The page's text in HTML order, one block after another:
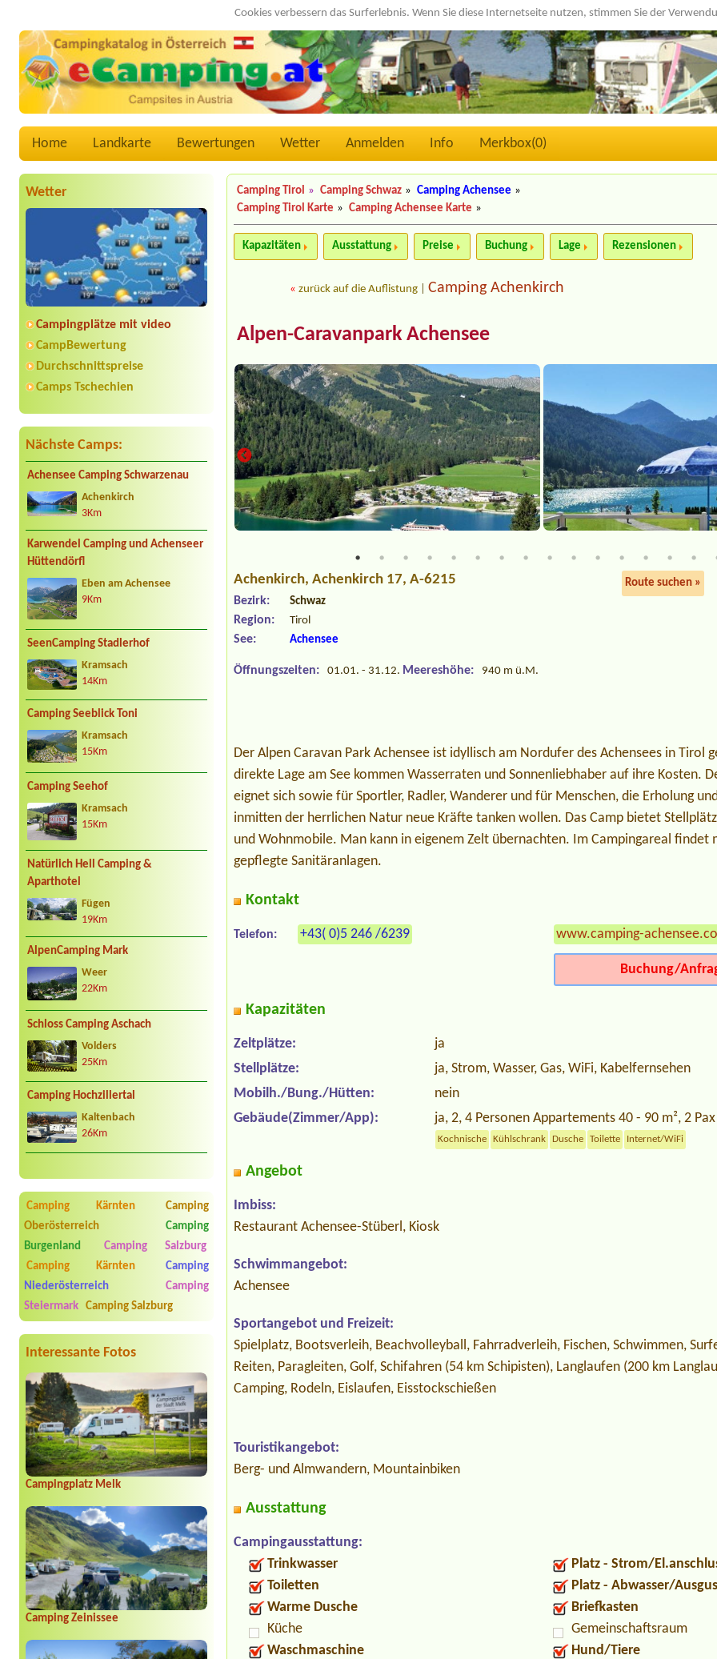
Cookies verbessern das Surferlebnis. Wenn Sie diese Internetseite nutzen, stimmen Sie der
Home Landkarte Bewertungen Wetter Anmelden Info Merkbox(0)
Wetter
Campingplätze mit video
CampBewertung
Durchschnittspreise
Camps Tschechien
Nächste Camps:
Achensee Camping Schwarzenau
Achenkirch
3Km
Karwendel Camping und Achenseer
Hüttendörfl
Eben am Achensee
9Km
SeenCamping Stadlerhof
Kramsach
14Km
Camping Seeblick Toni
Kramsach
15Km
Camping Seehof
Kramsach
15Km
Natürlich Hell Camping &
Aparthotel
Fügen
19Km
AlpenCamping Mark
Weer
22Km
Schloss Camping Aschach
Volders
25Km
Camping Hochzillertal
Kaltenbach
26Km
Camping Kärnten
Camping
Oberösterreich
Camping
Burgenland
Camping Salzburg
Camping Kärnten
Camping
Niederösterreich
Camping
Steiermark Camping Salzburg
Interessante Fotos
Campingplatz Melk
Camping Zeinissee
Camping Tirol » Camping Schwaz » Camping Achensee »
Camping Tirol Karte » Camping Achensee Karte »
Kapazitäten Ausstattung Preise Buchung Lage Rezensionen
«zurück auf die Auflistung |Camping Achenkirch
Alpen-Caravanpark Achensee
Achenkirch, Achenkirch 17, A-6215 Route suchen »
Bezirk: Schwaz
Region: Tirol
See: Achensee
Öffnungszeiten: 01.01. - 31.12. Meereshöhe: 940 m ü.M.
Der Alpen Caravan Park Achensee ist idyllisch am Nordufer des Achensees in Tirol
direkte Lage am See kommen Wasserraten und Sonnenliebhaber auf ihre Kosten.
eignet sich sowie für Sportler, Radler, Wanderer und für Menschen, die Erholung
inmitten der herrlichen Natur neue Kräfte tanken wollen. Das Camp bietet
und Wohnmobile. Man kann in eigenem Zelt übernachten. Im Campingareal findet
gepflegte Sanitäranlagen.
Kontakt
Telefon: +43( 0)5 246 /6239 www.camping-
Buchung/
Kapazitäten
Zeltplätze:
ja
Stellplätze:
ja, Strom, Wasser, Gas, WiFi, Kabelfernsehen
Mobilh./Bung./Hütten:
nein
Gebäude(Zimmer/App):
ja, 2, 4 Personen Appartements 40 - 90 m², 2
Kochnische Kühlschrank Dusche Toilette Internet/WiFi
Angebot
Imbiss:
Restaurant Achensee-Stüberl, Kiosk
Schwimmangebot:
Achensee
Sportangebot und Freizeit:
Spielplatz, Bootsverleih, Beachvolleyball, Fahrradverleih, Fischen, Schwimmen,
Reiten, Paragleiten, Golf, Schifahren (54 km Schipisten), Langlaufen (200 km
Camping, Rodeln, Eislaufen, Eisstockschießen
Touristikangebot:
Berg- und Almwandern, Mountainbiken
Ausstattung
Campingausstattung:
Trinkwasser
Toiletten
Warme Dusche
Küche
Waschmaschine
Platz - Strom/
Platz - Abwasser/
Briefkasten
Gemeinschaftsraum
Hund/Tiere